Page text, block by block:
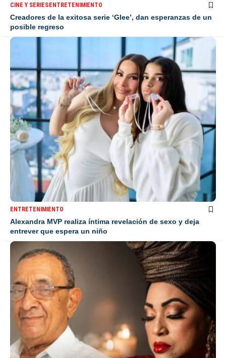
CINE Y SERIESENTRETENIMIENTO
Creadores de la exitosa serie ‘Glee’, dan esperanzas de un
posible regreso
ENTRETENIMIENTO
Alexandra MVP realiza íntima revelación de sexo y deja
entrever que espera un niño